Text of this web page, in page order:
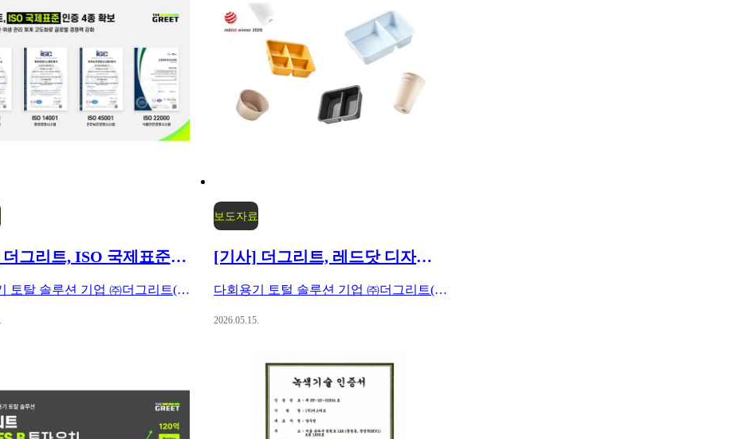
[기사] 더그리트, ISO 국제표준 인증 4종 확보
다회용기 토탈 솔루션 기업 ㈜더그리트(대표 양우정)가 품질·환경·안전·위생 관리 체계 강화를 위해 추진한 ISO 국제표준 인증 심사를 성공적으로 마무리하고 총 4종의 인증을 확보했다고 밝혔습니다.
보도자료
[기사] 더그리트, 레드닷 디자인 어워즈 본상 수상
다회용기 토털 솔루션 기업 ㈜더그리트(대표 양우정)가 세계적인 디자인 어워드인 '레드닷 디자인 어워드(Red Dot Design Award)' 제품 부문 본상을 수상했습니다.
2026.05.15.